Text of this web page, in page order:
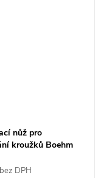
nůž pro
kroužků Boehm
DPH